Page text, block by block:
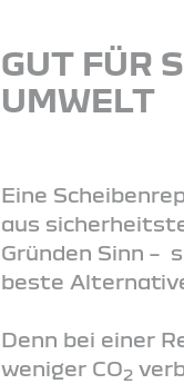
GUT FÜR
UMWELT
Eine
aus
Gründen Sinn –
beste
Denn bei einer
weniger CO2